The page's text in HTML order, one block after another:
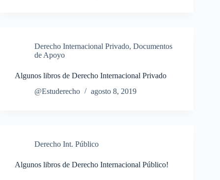
Derecho Internacional Privado, Documentos
de Apoyo
Algunos libros de Derecho Internacional Privado
@Estuderecho
agosto 8, 2019
Derecho Int. Público
Algunos libros de Derecho Internacional Público!